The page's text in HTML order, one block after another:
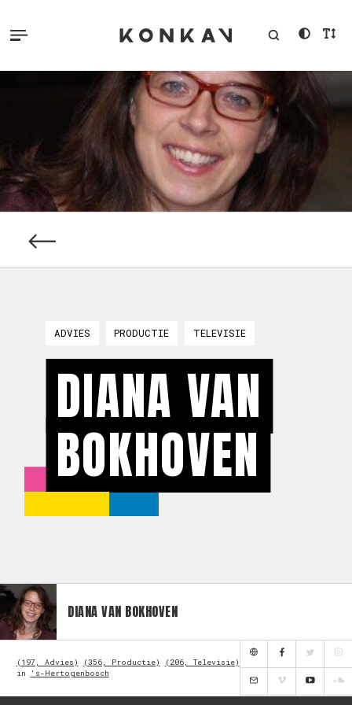
ADVIES PRODUCTIE TELEVISIE
DIANA VAN
BOKHOVEN
DIANA VAN BOKHOVEN
(197, Advies) (356, Productie)
(206, Televisie)
in
's-Hertogenbosch